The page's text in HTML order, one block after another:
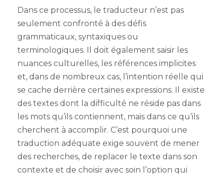
Dans ce processus, le traducteur n’est pas
seulement confronté à des défis
grammaticaux, syntaxiques ou
terminologiques. Il doit également saisir les
nuances culturelles, les références implicites
et, dans de nombreux cas, l’intention réelle qui
se cache derrière certaines expressions. Il existe
des textes dont la difficulté ne réside pas dans
les mots qu’ils contiennent, mais dans ce qu’ils
cherchent à accomplir. C’est pourquoi une
traduction adéquate exige souvent de mener
des recherches, de replacer le texte dans son
contexte et de choisir avec soin l’option qui